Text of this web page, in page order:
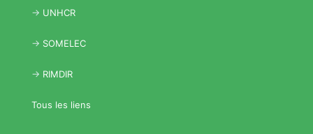
-> UNHCR
-> SOMELEC
-> RIMDIR
Tous les liens